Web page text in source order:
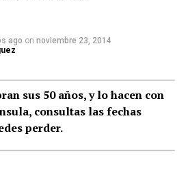
ago on noviembre 23, 2014
sus 50 años, y lo hacen con
consultas las fechas
perder.